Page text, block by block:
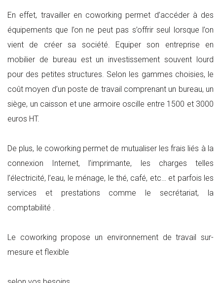
En effet, travailler en coworking permet d’accéder à des
équipements que l’on ne peut pas s’offrir seul lorsque l’on
vient de créer sa société. Equiper son entreprise en
mobilier de bureau est un investissement souvent lourd
pour des petites structures. Selon les gammes choisies, le
coût moyen d’un poste de travail comprenant un bureau, un
siège, un caisson et une armoire oscille entre 1500 et 3000
euros HT.
De plus, le coworking permet de mutualiser les frais liés à la
connexion Internet, l’imprimante, les charges telles
l’électricité, l’eau, le ménage, le thé, café, etc… et parfois les
services et prestations comme le secrétariat, la
comptabilité .
Le coworking propose un environnement de travail sur-
mesure et flexible